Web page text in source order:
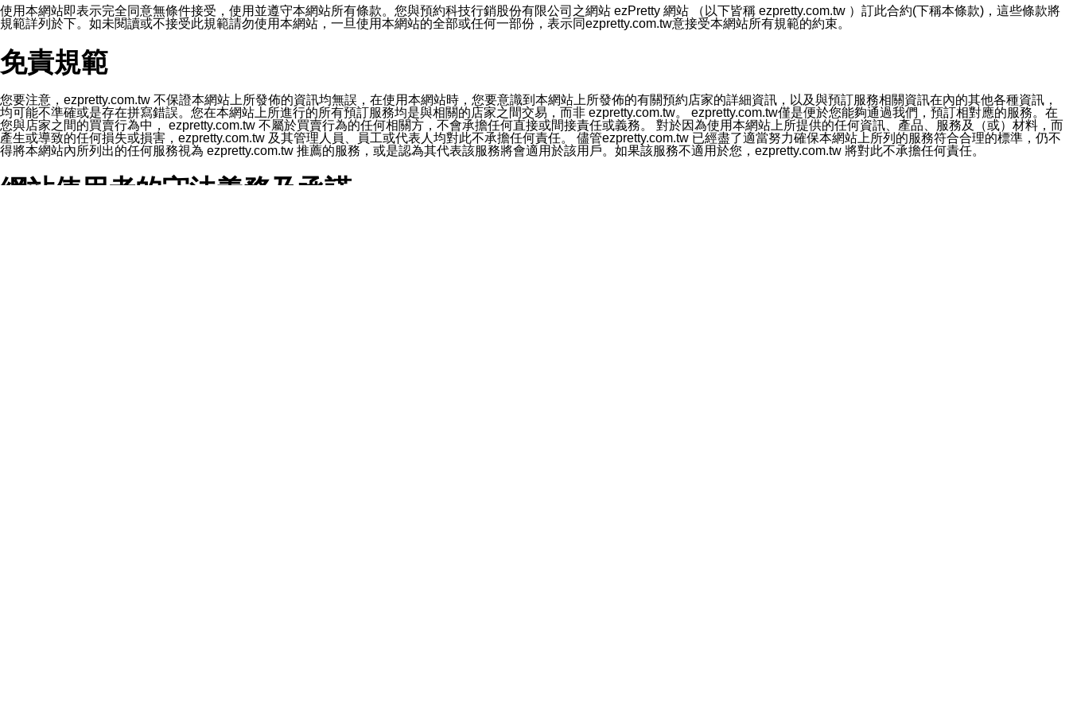
2.該 LINE 帳號已在 LINE APP 設定中，同意接收通知型訊息。
3.LINE 帳號未封鎖傳送訊息之 LINE 官方帳號。
欲變更通知型訊息的設定，操作如下：
1.點選「主頁」＞「設定」
2.點選「隱私設定」
3.點選「提供使用資料」
5.開關「接收LINE通知型訊息」
❗️關閉「接收通知型訊息」後，將不會接收到來自任何企業官方帳號或認證官方帳號的通知型訊息。
使用本網站即表示完全同意無條件接受，使用並遵守本網站所有條款。您與預約科技行銷股份有限公司之網站 ezPretty 網站 （以下皆稱 ezpretty.com.tw ）訂此合約(下稱本條款)，這些條款將
規範詳列於下。如未閱讀或不接受此規範請勿使用本網站，一旦使用本網站的全部或任何一部份，表示同ezpretty.com.tw意接受本網站所有規範的約束。
免責規範
您要注意，ezpretty.com.tw 不保證本網站上所發佈的資訊均無誤，在使用本網站時，您要意識到本網站上所發佈的有關預約店家的詳細資訊，以及與預訂服務相關資訊在內的其他各種資訊，
均可能不準確或是存在拼寫錯誤。您在本網站上所進行的所有預訂服務均是與相關的店家之間交易，而非 ezpretty.com.tw。 ezpretty.com.tw僅是便於您能夠通過我們，預訂相對應的服務。在
您與店家之間的買賣行為中， ezpretty.com.tw 不屬於買賣行為的任何相關方，不會承擔任何直接或間接責任或義務。 對於因為使用本網站上所提供的任何資訊、產品、服務及（或）材料，而
產生或導致的任何損失或損害，ezpretty.com.tw 及其管理人員、員工或代表人均對此不承擔任何責任。 儘管ezpretty.com.tw 已經盡了適當努力確保本網站上所列的服務符合合理的標準，仍不
得將本網站內所列出的任何服務視為 ezpretty.com.tw 推薦的服務，或是認為其代表該服務將會適用於該用戶。如果該服務不適用於您，ezpretty.com.tw 將對此不承擔任何責任。
網站使用者的守法義務及承諾